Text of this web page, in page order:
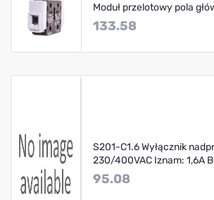
Moduł przelotowy pola
133.58
S201-C1.6 Wyłącznik
230/400VAC Iznam: 1,6A
95.08